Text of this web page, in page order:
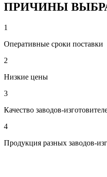
ПРИЧИНЫ
1
Оперативные сроки поставки
2
Низкие цены
3
Качество заводов-
4
Продукция разных заводов-